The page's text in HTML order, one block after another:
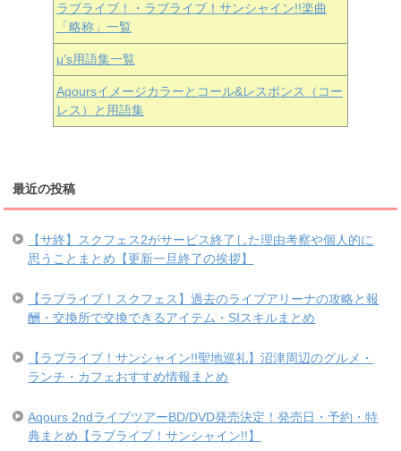
ラブライブ！・ラブライブ！サンシャイン!!楽曲
「略称」一覧
μ’s用語集一覧
Aqoursイメージカラーとコール&レスポンス（コー
レス）と用語集
最近の投稿
【サ終】スクフェス2がサービス終了した理由考察や個人的に
思うことまとめ【更新一旦終了の挨拶】
【ラブライブ！スクフェス】過去のライブアリーナの攻略と報
酬・交換所で交換できるアイテム・SIスキルまとめ
【ラブライブ！サンシャイン!!聖地巡礼】沼津周辺のグルメ・
ランチ・カフェおすすめ情報まとめ
Aqours 2ndライブツアーBD/DVD発売決定！発売日・予約・特
典まとめ【ラブライブ！サンシャイン!!】